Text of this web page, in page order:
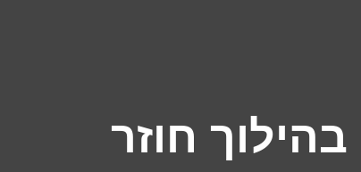
בהילוך חוזר